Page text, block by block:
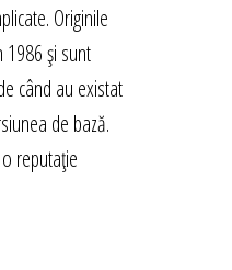
Originile
1986 și sunt
când au existat
de bază.
reputație